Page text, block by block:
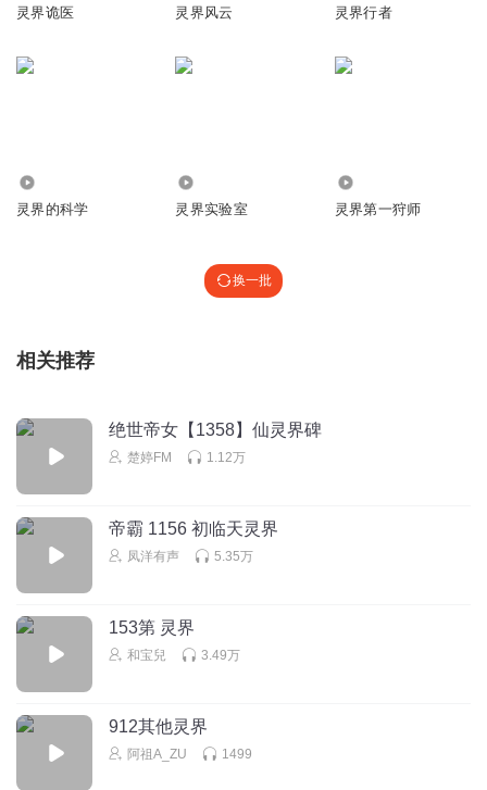
灵界诡医 灵界风云 灵界行者
灵界的科学 灵界实验室 灵界第一狩师
换一批
相关推荐
绝世帝女【1358】仙灵界碑
楚婷FM 1.12万
帝霸 1156 初临天灵界
凤洋有声 5.35万
153第 灵界
和宝兒 3.49万
912其他灵界
阿祖A_ZU 1499